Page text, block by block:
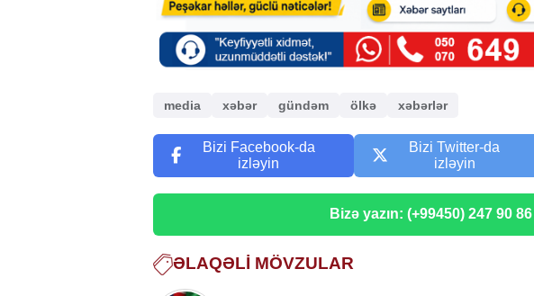
media xəbər gündəm ölkə xəbərlər
Bizi Facebook-da
izləyin
Bizi Twitter-da
izləyin
Bizə yazın: (+99450) 247 90 86
ƏLAQƏLI MÖVZULAR